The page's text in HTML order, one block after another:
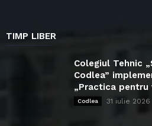
TIMP LIBER
Colegiul Tehnic
Codlea”
„Practica pentru
Codlea 31 iulie 2026